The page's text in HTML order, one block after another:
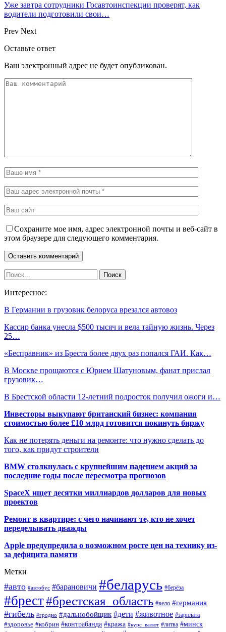
Уже завтра сотрудники Госавтоинспекции проверят, как
водители подготовили свои…
Prev Next
Оставьте ответ
Ваш электронный адрес не будет опубликован.
Сохраните мое имя, адрес электронной почты и веб-сайт в
этом браузере для следующего комментария.
Интересное:
В Германии в грузовик белоруса врезался автовоз
Кассир банка унесла $500 тысяч и вела тайную жизнь. Через
25…
«Бесправник» из Бреста более двух раз попался ГАИ. Как…
В Москве прощаются с Юрием Шатуновым, фанат прислал
грузовик…
В Брестской области 12-летний подросток получил ожоги и…
Инвесторы выкупают британский бизнес: компания
стоимостью более £10 млрд готовится покинуть биржу
Как не потерять деньги на ремонте: что нужно сделать до
того, как придут строители
BMW столкнулась с крупнейшим падением акций за
последние годы после пересмотра прогнозов
SpaceX ищет десятки миллиардов долларов для новых
проектов
Ремонт в квартире: с чего начинают те, кто не хочет
переделывать дважды
Apple предупредила о возможном росте цен на технику из-
за дефицита памяти
Метки
#авто #автобус #барановичи #беларусь #берёза
#брест#брестская_область #вело #германия
#гибель #гродно #дальнобойщик #дети #животное #зарплата
#здоровье #кобрин #контрабанда #кража #курс_валют #литва #минск